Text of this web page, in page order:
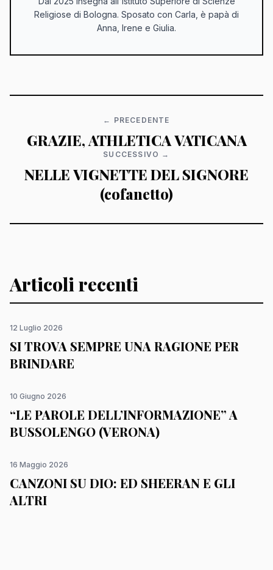
Religiose di Bologna. Sposato con Carla, è papà di
Anna, Irene e Giulia.
← PRECEDENTE
GRAZIE, ATHLETICA VATICANA
SUCCESSIVO →
NELLE VIGNETTE DEL SIGNORE
(cofanetto)
Articoli recenti
12 Luglio 2026
SI TROVA SEMPRE UNA RAGIONE PER
BRINDARE
10 Giugno 2026
“LE PAROLE DELL’INFORMAZIONE” A
BUSSOLENGO (VERONA)
16 Maggio 2026
CANZONI SU DIO: ED SHEERAN E GLI
ALTRI